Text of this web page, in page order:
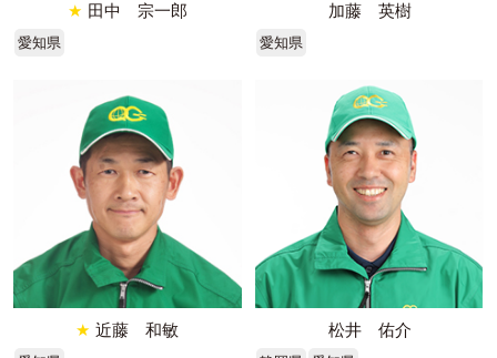
★ 田中 宗一郎
愛知県
加藤 英樹
愛知県
★ 近藤 和敏 松井 佑介